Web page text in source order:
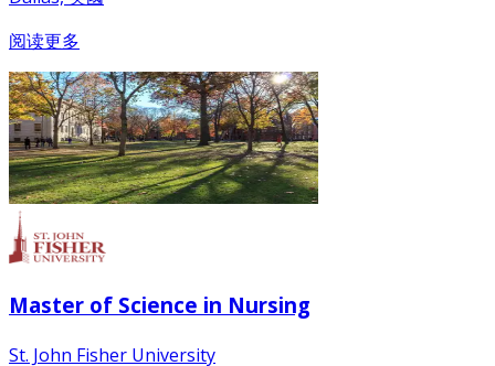
阅读更多
Master of Science in Nursing
St. John Fisher University